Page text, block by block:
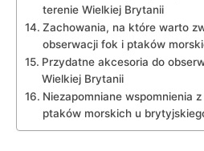
terenie Wielkiej Brytanii
Zachowania,⁢ na które warto⁢
obserwacji⁢ fok i ptaków
Przydatne akcesoria do​
Wielkiej Brytanii
Niezapomniane wspomnienia
ptaków morskich u